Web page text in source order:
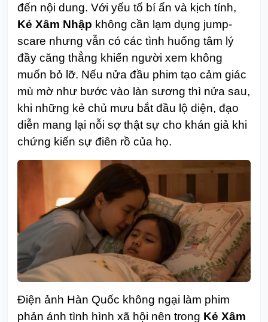
đến nội dung. Với yếu tố bí ẩn và kịch tính,
Kẻ Xâm Nhập không cần lạm dụng jump-
scare nhưng vẫn có các tình huống tâm lý
đầy căng thẳng khiến người xem không
muốn bỏ lỡ. Nếu nửa đầu phim tạo cảm giác
mù mờ như bước vào làn sương thì nửa sau,
khi những kẻ chủ mưu bắt đầu lộ diện, đạo
diễn mang lại nỗi sợ thật sự cho khán giả khi
chứng kiến sự điên rồ của họ.
Điện ảnh Hàn Quốc không ngại làm phim
phản ánh tình hình xã hội nên trong Kẻ Xâm